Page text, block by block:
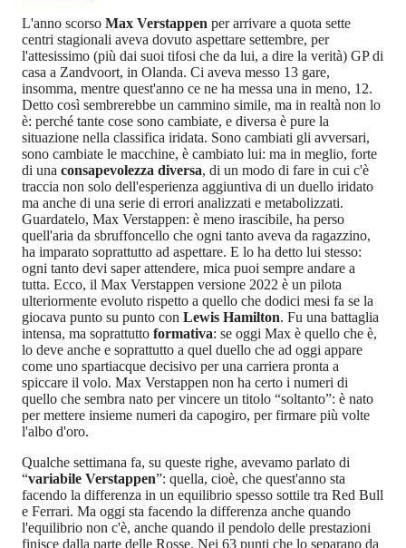
L'anno scorso Max Verstappen per arrivare a quota sette
centri stagionali aveva dovuto aspettare settembre, per
l'attesissimo (più dai suoi tifosi che da lui, a dire la verità) GP di
casa a Zandvoort, in Olanda. Ci aveva messo 13 gare,
insomma, mentre quest'anno ce ne ha messa una in meno, 12.
Detto così sembrerebbe un cammino simile, ma in realtà non lo
è: perché tante cose sono cambiate, e diversa è pure la
situazione nella classifica iridata. Sono cambiati gli avversari,
sono cambiate le macchine, è cambiato lui: ma in meglio, forte
di una consapevolezza diversa, di un modo di fare in cui c'è
traccia non solo dell'esperienza aggiuntiva di un duello iridato
ma anche di una serie di errori analizzati e metabolizzati.
Guardatelo, Max Verstappen: è meno irascibile, ha perso
quell'aria da sbruffoncello che ogni tanto aveva da ragazzino,
ha imparato soprattutto ad aspettare. E lo ha detto lui stesso:
ogni tanto devi saper attendere, mica puoi sempre andare a
tutta. Ecco, il Max Verstappen versione 2022 è un pilota
ulteriormente evoluto rispetto a quello che dodici mesi fa se la
giocava punto su punto con Lewis Hamilton. Fu una battaglia
intensa, ma soprattutto formativa: se oggi Max è quello che è,
lo deve anche e soprattutto a quel duello che ad oggi appare
come uno spartiacque decisivo per una carriera pronta a
spiccare il volo. Max Verstappen non ha certo i numeri di
quello che sembra nato per vincere un titolo “soltanto”: è nato
per mettere insieme numeri da capogiro, per firmare più volte
l'albo d'oro.
Qualche settimana fa, su queste righe, avevamo parlato di
“variabile Verstappen”: quella, cioè, che quest'anno sta
facendo la differenza in un equilibrio spesso sottile tra Red Bull
e Ferrari. Ma oggi sta facendo la differenza anche quando
l'equilibrio non c'è, anche quando il pendolo delle prestazioni
finisce dalla parte delle Rosse. Nei 63 punti che lo separano da